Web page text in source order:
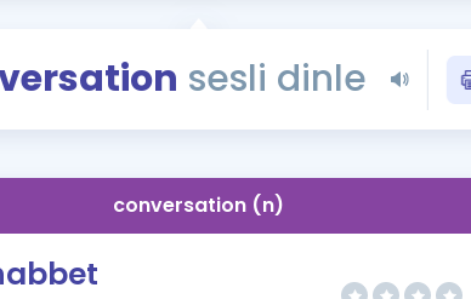
Blog
YDS - YÖKDİL
İngilizce
sesli dinle
conversation (n)